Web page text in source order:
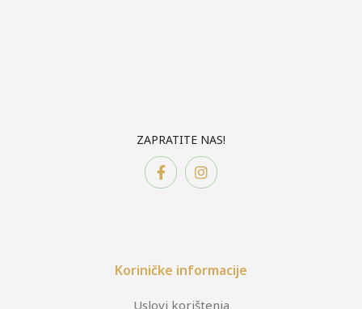
ZAPRATITE NAS!
Koriničke informacije
Uslovi korištenja